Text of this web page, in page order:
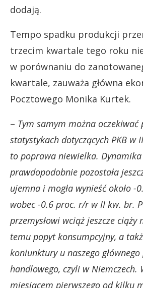
dodają.
Tempo spadku produkcji
trzecim kwartale tego roku
w porównaniu do
kwartale, zauważa główna
Pocztowego Monika Kurtek.
– Tym samym można oczekiwać
statystykach dotyczących PKB w
to poprawa niewielka. Dynamika
prawdopodobnie pozostała
ujemna i mogła wynieść około
wobec -0.6 proc. r/r w II kw. br.
przemysłowi wciąż jeszcze ciąży
temu popyt konsumpcyjny, a
koniunktury u naszego
handlowego, czyli w Niemczech.
miesiącem pierwszego od kilku